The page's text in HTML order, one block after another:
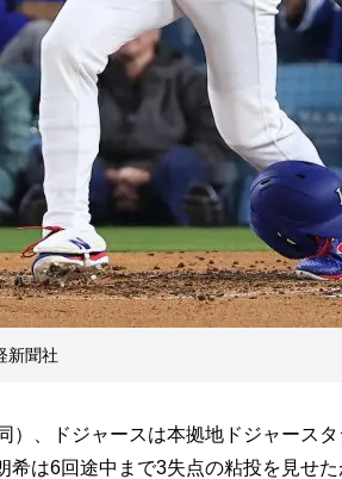
新聞社
、ドジャースは本拠地ドジャース
希は6回途中まで3失点の粘投を見せた